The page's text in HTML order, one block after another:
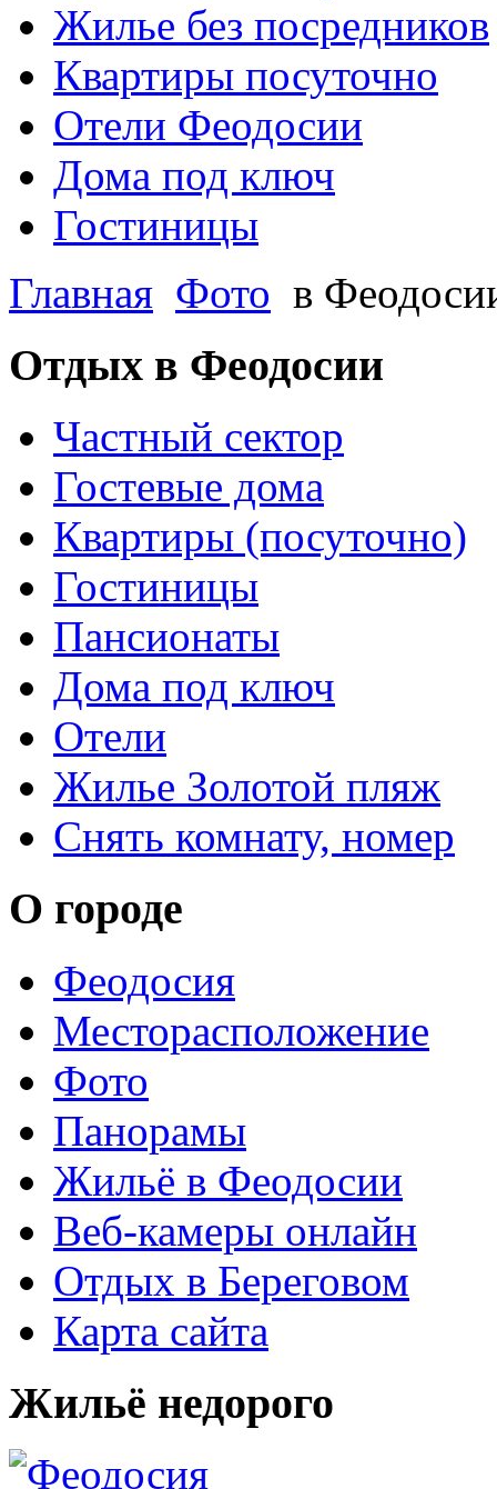
Жилье без посредников
Квартиры посуточно
Отели Феодосии
Дома под ключ
Гостиницы
Главная Фото в
Отдых в Феодосии
Частный сектор
Гостевые дома
Квартиры (посуточно)
Гостиницы
Пансионаты
Дома под ключ
Отели
Жилье Золотой пляж
Снять комнату, номер
О городе
Феодосия
Месторасположение
Фото
Панорамы
Жильё в Феодосии
Веб-камеры онлайн
Отдых в Береговом
Карта сайта
Жильё недорого